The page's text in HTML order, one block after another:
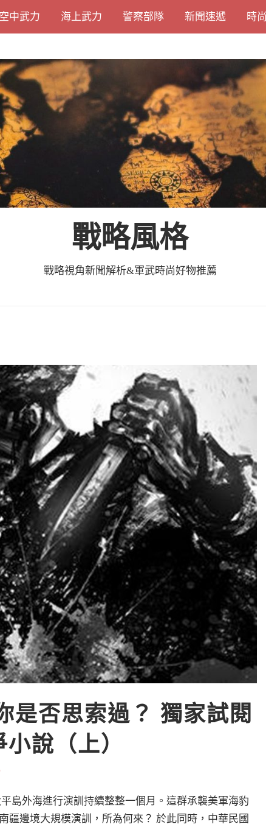
空中武力 海上武力 警察部隊 新聞速遞 時
戰略風格
戰略視角新聞解析&軍武時尚好物推薦
是否思索過？ 獨家試閱
說（上）
島外海進行演訓持續整整一個月。這群承襲美軍海豹
疆邊境大規模演訓，所為何來？ 於此同時，中華民國